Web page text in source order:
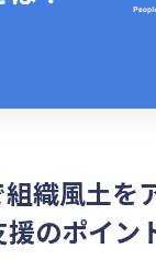
織風土を
のポイン